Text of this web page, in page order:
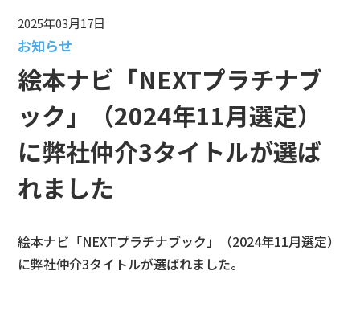
2025年03月17日
お知らせ
絵本ナビ「NEXTプラチナブ
ック」（2024年11月選定）
に弊社仲介3タイトルが選ば
れました
絵本ナビ「NEXTプラチナブック」（2024年11月選定）
に弊社仲介3タイトルが選ばれました。